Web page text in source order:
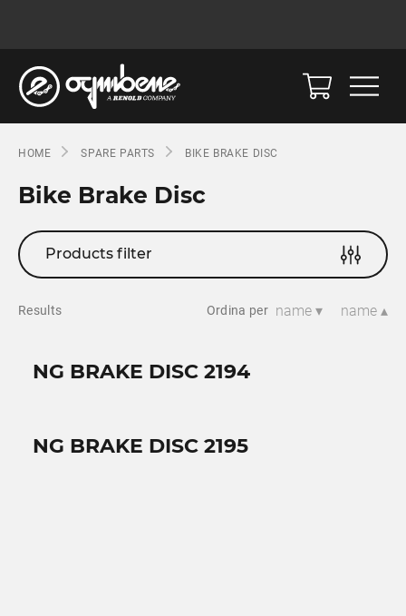
HOME SPARE PARTS BIKE BRAKE DISC
Bike Brake Disc
Products filter
Results Ordina per name ▾ name ▴
NG BRAKE DISC 2194
NG BRAKE DISC 2195